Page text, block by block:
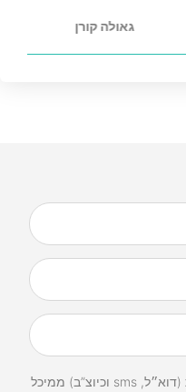
אני מאשר/ת קבלת דברי פרסומת (דוא״ל, sms וכיוצ”ב) ממיכל